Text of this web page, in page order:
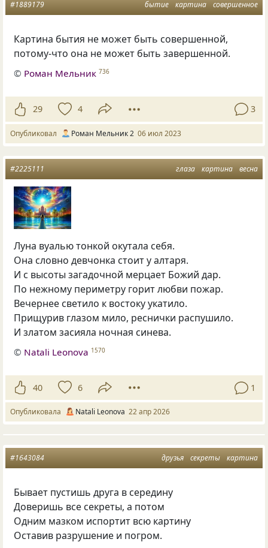
бытие картина совершенное
#1889179
Картина бытия не может быть совершенной,
потому-что она не может быть завершенной.
© Роман Мельник 736
29 4 3
Опубликовал Роман Мельник 2 06 июл 2023
глаза картина весна
#2225111
Луна вуалью тонкой окутала себя.
Она словно девчонка стоит у алтаря.
И с высоты загадочной мерцает Божий дар.
По нежному периметру горит любви пожар.
Вечернее светило к востоку укатило.
Прищурив глазом мило, реснички распушило.
И златом засияла ночная синева.
© Natali Leonova 1570
40 6 1
Опубликовала Natali Leonova 22 апр 2026
друзья секреты картина
#1643084
Бывает пустишь друга в середину
Доверишь все секреты, а потом
Одним мазком испортит всю картину
Оставив разрушение и погром.